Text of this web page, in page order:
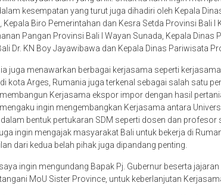
kesempatan yang turut juga dihadiri oleh Kepala
Kepala Biro Pemerintahan dan Kesra Setda Provinsi Bali I
Pangan Provinsi Bali I Wayan Sunada, Kepala Dinas
Dr. KN Boy Jayawibawa dan Kepala Dinas Pariwisata
ia juga menawarkan berbagai kerjasama seperti
kota Arges, Rumania juga terkenal sebagai salah satu
Kerjasama ekspor impor dengan hasil
ingin mengembangkan Kerjasama antara
dalam bentuk pertukaran SDM seperti dosen dan
ingin mengajak masyarakat Bali untuk bekerja di
dari kedua belah pihak juga dipandang penting.
ingin mengundang Bapak Pj. Gubernur beserta
MoU Sister Province, untuk keberlanjutan